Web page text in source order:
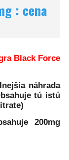
: cena
Black Force
náhrada
tú istú
200mg